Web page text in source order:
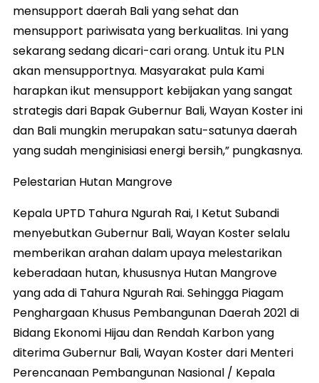
mensupport daerah Bali yang sehat dan
mensupport pariwisata yang berkualitas. Ini yang
sekarang sedang dicari-cari orang. Untuk itu PLN
akan mensupportnya. Masyarakat pula Kami
harapkan ikut mensupport kebijakan yang sangat
strategis dari Bapak Gubernur Bali, Wayan Koster ini
dan Bali mungkin merupakan satu-satunya daerah
yang sudah menginisiasi energi bersih,” pungkasnya.
Pelestarian Hutan Mangrove
Kepala UPTD Tahura Ngurah Rai, I Ketut Subandi
menyebutkan Gubernur Bali, Wayan Koster selalu
memberikan arahan dalam upaya melestarikan
keberadaan hutan, khususnya Hutan Mangrove
yang ada di Tahura Ngurah Rai. Sehingga Piagam
Penghargaan Khusus Pembangunan Daerah 2021 di
Bidang Ekonomi Hijau dan Rendah Karbon yang
diterima Gubernur Bali, Wayan Koster dari Menteri
Perencanaan Pembangunan Nasional / Kepala